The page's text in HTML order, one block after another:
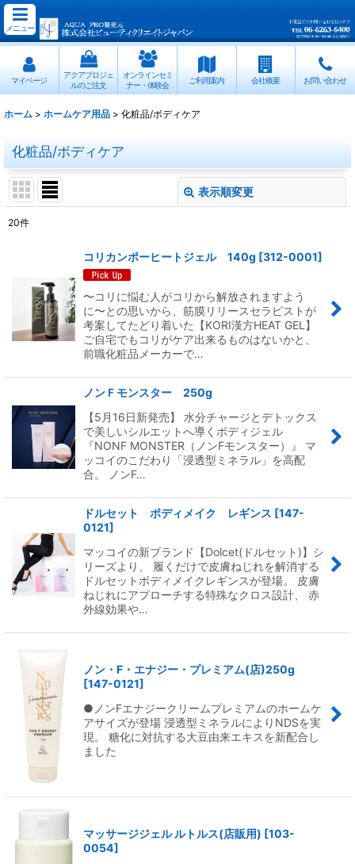
メニュー
マイページ
アクアプロジェ
ルのご注文
オンラインセミ
ナー・体験会
ご利用案内 会社概要 お問い合わせ
ホーム > ホームケア用品 > 化粧品/ボディケア
化粧品/ボディケア
表示順変更
並び順:
絞り込む
20件
コリカンポーヒートジェル 140g [312-0001]
〜コリに悩む人がコリから解放されますよう
に〜との思いから、筋膜リリースセラピストが
考案してたどり着いた【KORI漢方HEAT GEL】
ご自宅でもコリがケア出来るものはないかと、
前職化粧品メーカーで…
ノンＦモンスター 250g
【5月16日新発売】 水分チャージとデトックス
で美しいシルエットへ導くボディジェル
『NONF MONSTER（ノンFモンスター）』 マ
ッコイのこだわり「浸透型ミネラル」を高配
合。 ノンF…
ドルセット ボディメイク レギンス [147-
0121]
マッコイの新ブランド【Dolcet(ドルセット)】シ
リーズより、 履くだけで皮膚ねじれを解消する
ドルセットボディメイクレギンスが登場。 皮膚
ねじれにアプローチする特殊なクロス設計、 赤
外線効果や…
ノン・F・エナジー・プレミアム(店)250g
[147-0121]
●ノンFエナジークリームプレミアムのホームケ
アサイズが登場 浸透型ミネラルによりNDSを実
現。 糖化に対抗する大豆由来エキスを新配合し
ました
マッサージジェル ルトルス(店販用) [103-
0054]